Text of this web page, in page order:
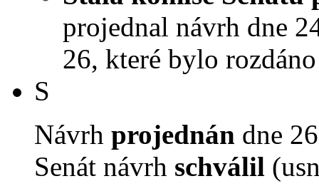
projednal návrh dne
26, které bylo
S
Návrh projednán dne
Senát návrh schválil